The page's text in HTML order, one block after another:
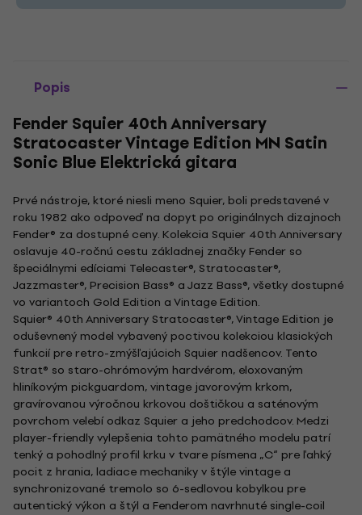
Popis
Fender Squier 40th Anniversary
Stratocaster Vintage Edition MN Satin
Sonic Blue Elektrická gitara
Prvé nástroje, ktoré niesli meno Squier, boli predstavené v
roku 1982 ako odpoveď na dopyt po originálnych dizajnoch
Fender® za dostupné ceny. Kolekcia Squier 40th Anniversary
oslavuje 40-ročnú cestu základnej značky Fender so
špeciálnymi edíciami Telecaster®, Stratocaster®,
Jazzmaster®, Precision Bass® a Jazz Bass®, všetky dostupné
vo variantoch Gold Edition a Vintage Edition.
Squier® 40th Anniversary Stratocaster®, Vintage Edition je
oduševnený model vybavený poctivou kolekciou klasických
funkcií pre retro-zmýšľajúcich Squier nadšencov. Tento
Strat® so staro-chrómovým hardvérom, eloxovaným
hliníkovým pickguardom, vintage javorovým krkom,
gravírovanou výročnou krkovou doštičkou a saténovým
povrchom velebí odkaz Squier a jeho predchodcov. Medzi
player-friendly vylepšenia tohto pamätného modelu patrí
tenký a pohodlný profil krku v tvare písmena „C“ pre ľahký
pocit z hrania, ladiace mechaniky v štýle vintage a
synchronizované tremolo so 6-sedlovou kobylkou pre
autentický výkon a štýl a Fenderom navrhnuté single-coil